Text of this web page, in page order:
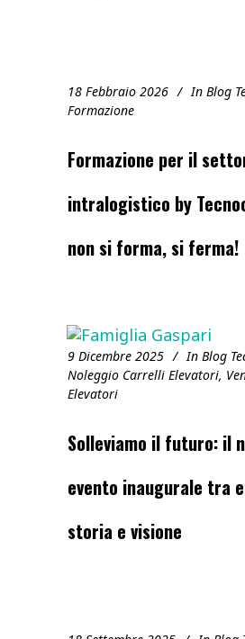
18 Febbraio 2026 In Blog
Formazione
Formazione per il
intralogistico by
non si forma, si ferma!
9 Dicembre 2025 In Blog
Noleggio Carrelli Elevatori,
Elevatori
Solleviamo il futuro: il
evento inaugurale tra
storia e visione